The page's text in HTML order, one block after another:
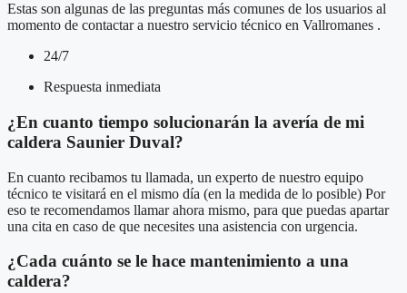
Estas son algunas de las preguntas más comunes de los usuarios al
momento de contactar a nuestro servicio técnico en Vallromanes .
24/7
Respuesta inmediata
¿En cuanto tiempo solucionarán la avería de mi
caldera Saunier Duval?
En cuanto recibamos tu llamada, un experto de nuestro equipo
técnico te visitará en el mismo día (en la medida de lo posible) Por
eso te recomendamos llamar ahora mismo, para que puedas apartar
una cita en caso de que necesites una asistencia con urgencia.
¿Cada cuánto se le hace mantenimiento a una
caldera?